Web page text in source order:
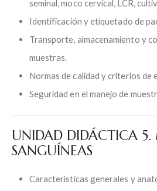
seminal, moco cervical, LCR,
Identificación y etiquetado de
Transporte, almacenamiento y
muestras.
Normas de calidad y criterios de
Seguridad en el manejo de
UNIDAD DIDÁCTICA 5.
SANGUÍNEAS
Características generales y